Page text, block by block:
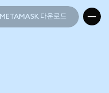
METAMASK 다운로드